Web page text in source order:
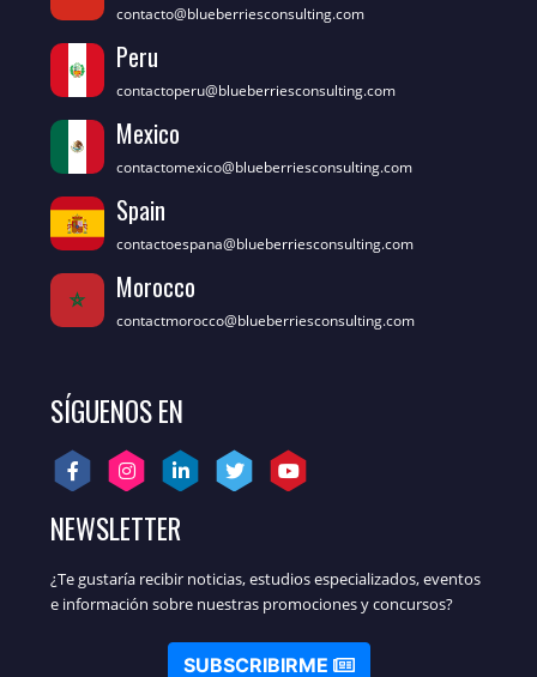
contacto@blueberriesconsulting.com
Peru
contactoperu@blueberriesconsulting.com
Mexico
contactomexico@blueberriesconsulting.com
Spain
contactoespana@blueberriesconsulting.com
Morocco
contactmorocco@blueberriesconsulting.com
SÍGUENOS EN
NEWSLETTER
¿Te gustaría recibir noticias, estudios especializados, eventos
e información sobre nuestras promociones y concursos?
SUBSCRIBIRME